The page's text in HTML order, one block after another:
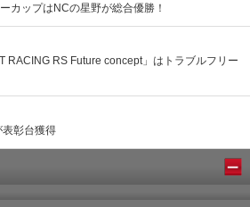
カップはNCの星野が総合優勝！
RACING RS Future concept」はトラブルフリー
彰台獲得